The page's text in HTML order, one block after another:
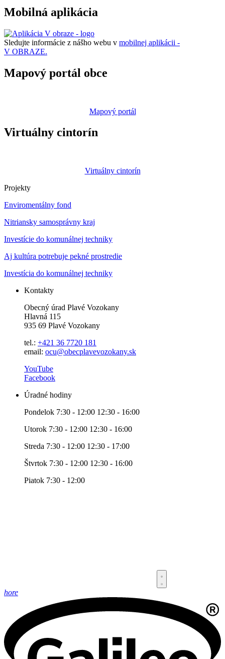
Mobilná aplikácia
Sledujte informácie z nášho webu v mobilnej aplikácii -
V OBRAZE.
Mapový portál obce
Mapový portál
Virtuálny cintorín
Virtuálny cintorín
Projekty
Enviromentálny fond
Nitriansky samosprávny kraj
Investície do komunálnej techniky
Aj kultúra potrebuje pekné prostredie
Investícia do komunálnej techniky
Kontakty
Obecný úrad Plavé Vozokany
Hlavná 115
935 69 Plavé Vozokany
tel.: +421 36 7720 181
email: ocu@obecplavevozokany.sk
YouTube
Facebook
Úradné hodiny
Pondelok 7:30 - 12:00 12:30 - 16:00
Utorok 7:30 - 12:00 12:30 - 16:00
Streda 7:30 - 12:00 12:30 - 17:00
Štvrtok 7:30 - 12:00 12:30 - 16:00
Piatok 7:30 - 12:00
hore